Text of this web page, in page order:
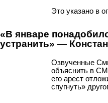
Это указано в
«В январе
устранить» —
Озвученные
объяснить в
его арест
спугнуть»